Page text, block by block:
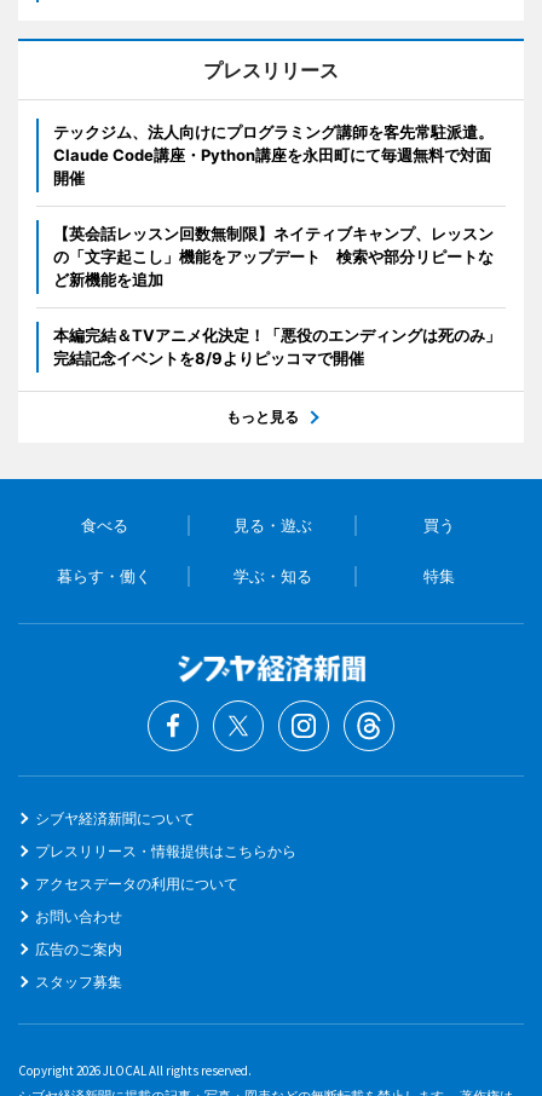
プレスリリース
テックジム、法人向けにプログラミング講師を客先常駐派遣。
Claude Code講座・Python講座を永田町にて毎週無料で対面
開催
【英会話レッスン回数無制限】ネイティブキャンプ、レッスン
の「文字起こし」機能をアップデート 検索や部分リピートな
ど新機能を追加
本編完結＆TVアニメ化決定！「悪役のエンディングは死のみ」
完結記念イベントを8/9よりピッコマで開催
もっと見る
食べる 見る・遊ぶ 買う
暮らす・働く 学ぶ・知る 特集
シブヤ経済新聞について
プレスリリース・情報提供はこちらから
アクセスデータの利用について
お問い合わせ
広告のご案内
スタッフ募集
Copyright 2026 JLOCAL All rights reserved.